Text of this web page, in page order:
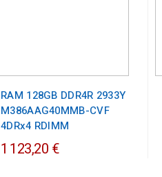
RAM 128GB DDR4R 2933Y
M386AAG40MMB-CVF
4DRx4 RDIMM
1 123,20 €